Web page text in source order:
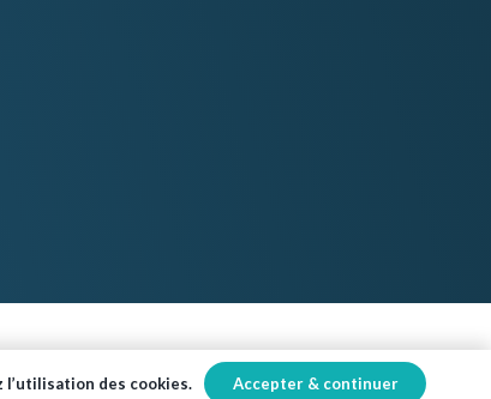
des cookies.
Accepter & continuer